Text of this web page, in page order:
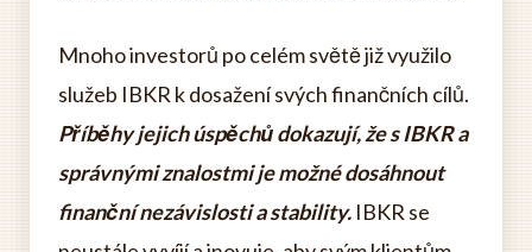
Mnoho investorů po celém světě již využilo
služeb IBKR k dosažení svých finančních cílů.
Příběhy jejich úspěchů dokazují, že s IBKR a
správnými znalostmi je možné dosáhnout
finanční nezávislosti a stability. IBKR se